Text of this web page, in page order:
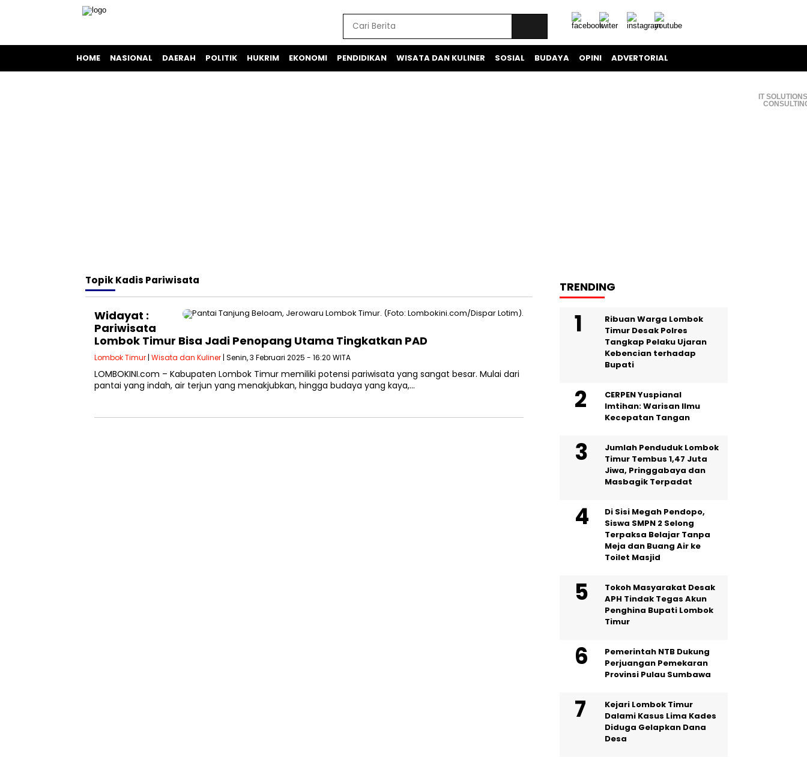
HOME NASIONAL DAERAH POLITIK HUKRIM EKONOMI PENDIDIKAN WISATA DAN KULINER SOSIAL BUDAYA OPINI ADVERTORIAL
IT
TopikKadis Pariwisata
Widayat :
Pariwisata
Lombok Timur Bisa Jadi Penopang Utama Tingkatkan PAD
Lombok Timur | Wisata dan Kuliner | Senin, 3 Februari 2025 - 16:20 WITA
LOMBOKINI.com – Kabupaten Lombok Timur memiliki potensi pariwisata yang sangat besar. Mulai dari
pantai yang indah, air terjun yang menakjubkan, hingga budaya yang kaya,…
TRENDING
Ribuan Warga Lombok
Timur Desak Polres
Tangkap Pelaku Ujaran
Kebencian terhadap
Bupati
CERPEN Yuspianal
Imtihan: Warisan Ilmu
Kecepatan Tangan
Jumlah Penduduk Lombok
Timur Tembus 1,47 Juta
Jiwa, Pringgabaya dan
Masbagik Terpadat
Di Sisi Megah Pendopo,
Siswa SMPN 2 Selong
Terpaksa Belajar Tanpa
Meja dan Buang Air ke
Toilet Masjid
Tokoh Masyarakat Desak
APH Tindak Tegas Akun
Penghina Bupati Lombok
Timur
Pemerintah NTB Dukung
Perjuangan Pemekaran
Provinsi Pulau Sumbawa
Kejari Lombok Timur
Dalami Kasus Lima Kades
Diduga Gelapkan Dana
Desa